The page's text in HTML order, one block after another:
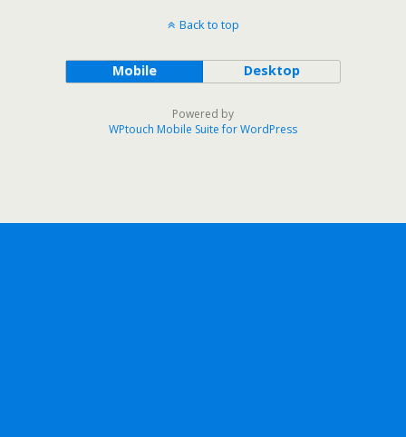
Back to top
Mobile Desktop
Powered by
WPtouch Mobile Suite for WordPress